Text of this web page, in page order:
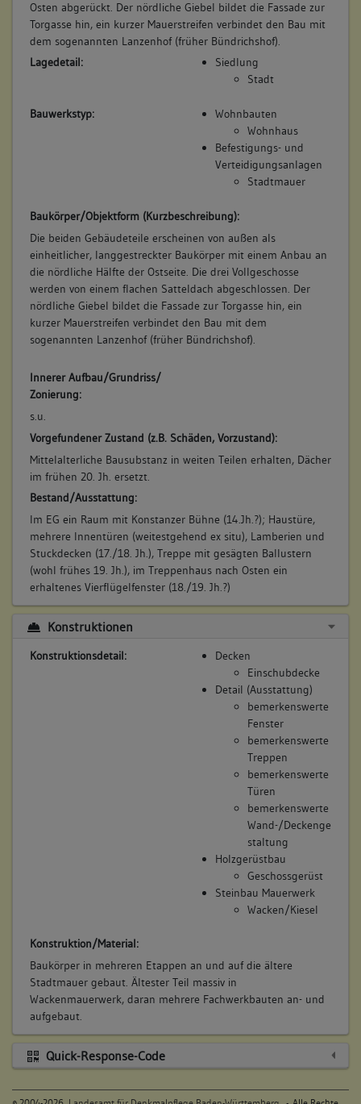
(d)
Betroffene Gebäudeteile:
keine
4. Bauphase:
Kernbau mit Holzgerüstkonstruktion aufgestockt und nach
keine
5. Bauphase:
(1510)
Anbau im Osten des Kernbaus mit Stube und Küche im
ersten Obergeschoss, um 1510 (d)
Betroffene Gebäudeteile:
6. Bauphase:
(1933)
mittelalterliches Dach über dem Fachwerkbau von
Stephansplatz 31 abgerissen und neu erstellt, um 1933 (a)
Betroffene Gebäudeteile:
keine
7. Bauphase:
(2013 - 2016)
Umbau und Sanierung
Betroffene Gebäudeteile:
Erdgeschoss
Osten abgerückt. Der nördliche Giebel bildet die Fassade zur
Torgasse hin, ein kurzer Mauerstreifen verbindet den Bau mit
dem sogenannten Lanzenhof (früher Bündrichshof).
Lagedetail:
Siedlung
Stadt
Bauwerkstyp:
Wohnbauten
Wohnhaus
Befestigungs- und
Verteidigungsanlagen
Stadtmauer
Baukörper/Objektform (Kurzbeschreibung):
Die beiden Gebäudeteile erscheinen von außen als
einheitlicher, langgestreckter Baukörper mit einem Anbau an
die nördliche Hälfte der Ostseite. Die drei Vollgeschosse
werden von einem flachen Satteldach abgeschlossen. Der
nördliche Giebel bildet die Fassade zur Torgasse hin, ein
kurzer Mauerstreifen verbindet den Bau mit dem
sogenannten Lanzenhof (früher Bündrichshof).
Innerer Aufbau/Grundriss/
Zonierung:
s.u.
Vorgefundener Zustand (z.B. Schäden, Vorzustand):
Mittelalterliche Bausubstanz in weiten Teilen erhalten, Dächer
im frühen 20. Jh. ersetzt.
Bestand/Ausstattung:
Im EG ein Raum mit Konstanzer Bühne (14.Jh.?); Haustüre,
mehrere Innentüren (weitestgehend ex situ), Lamberien und
Stuckdecken (17./18. Jh.), Treppe mit gesägten Ballustern
(wohl frühes 19. Jh.), im Treppenhaus nach Osten ein
erhaltenes Vierflügelfenster (18./19. Jh.?)
Konstruktionen
Konstruktionsdetail:
Decken
Einschubdecke
Detail (Ausstattung)
bemerkenswerte
Fenster
bemerkenswerte
Treppen
bemerkenswerte
Türen
bemerkenswerte
Wand-/Deckenge
staltung
Holzgerüstbau
Geschossgerüst
Steinbau Mauerwerk
Wacken/Kiesel
Konstruktion/Material:
Baukörper in mehreren Etappen an und auf die ältere
Stadtmauer gebaut. Ältester Teil massiv in
Wackenmauerwerk, daran mehrere Fachwerkbauten an- und
aufgebaut.
Quick-Response-Code